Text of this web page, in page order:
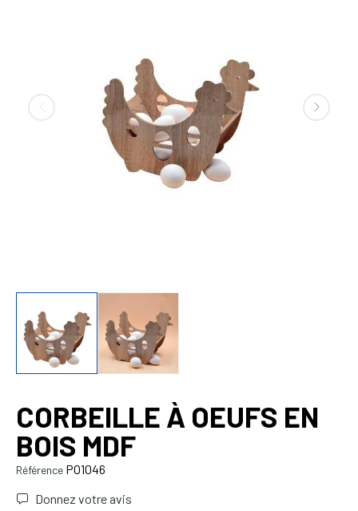
CORBEILLE À OEUFS EN
BOIS MDF
Référence PO1046
Donnez votre avis